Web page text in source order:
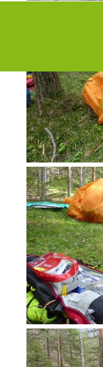
Aktuell